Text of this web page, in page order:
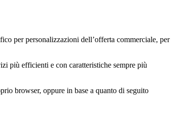
per personalizzazioni dell’offerta commerciale, per
più efficienti e con caratteristiche sempre più
browser, oppure in base a quanto di seguito